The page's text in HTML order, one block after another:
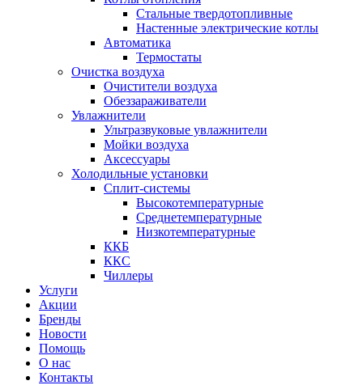
Стальные твердотопливные
Настенные электрические котлы
Автоматика
Термостаты
Очистка воздуха
Очистители воздуха
Обеззараживатели
Увлажнители
Ультразвуковые увлажнители
Мойки воздуха
Аксессуары
Холодильные установки
Сплит-системы
Высокотемпературные
Среднетемпературные
Низкотемпературные
ККБ
ККС
Чиллеры
Услуги
Акции
Бренды
Новости
Помощь
О нас
Контакты